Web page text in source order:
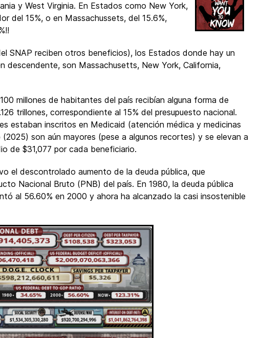
y West Virginia. En Estados como New York,
del 15%, o en Massachussets, del 15.6%,
SNAP reciben otros beneficios), los Estados donde hay un
descendente, son Massachusetts, New York, California,
millones de habitantes del país recibían alguna forma de
trillones, correspondiente al 15% del presupuesto nacional.
estaban inscritos en Medicaid (atención médica y medicinas
son aún mayores (pese a algunos recortes) y se elevan a
de $31,077 por cada beneficiario.
el descontrolado aumento de la deuda pública, que
Nacional Bruto (PNB) del país. En 1980, la deuda pública
al 56.60% en 2000 y ahora ha alcanzado la casi insostenible